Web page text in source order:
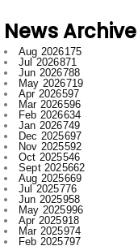
Jun 2026
788
May 2026719
Apr 2026597
Mar 2026596
Feb 2026634
Jan 2026749
Dec 2025697
Nov 2025592
Oct 2025546
Sept 2025662
Aug 2025669
Jul 2025776
Jun 2025958
May 2025996
Apr 2025918
Mar 2025974
Feb 2025797
Jan 20251008
Dec 20241007
Nov 2024796
Oct 2024881